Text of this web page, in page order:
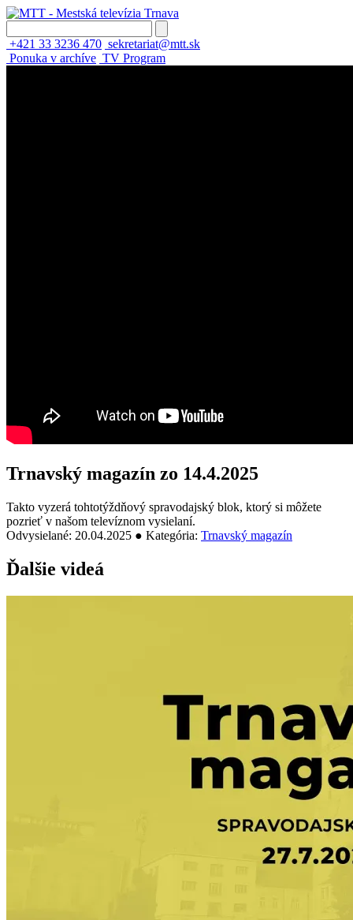
+421 33 3236 470 sekretariat@mtt.sk
Ponuka v archíve TV Program
Trnavský magazín zo 14.4.2025
Takto vyzerá tohtotýždňový spravodajský blok, ktorý si môžete
pozrieť v našom televíznom vysielaní.
Odvysielané: 20.04.2025 ● Kategória: Trnavský magazín
Ďalšie videá